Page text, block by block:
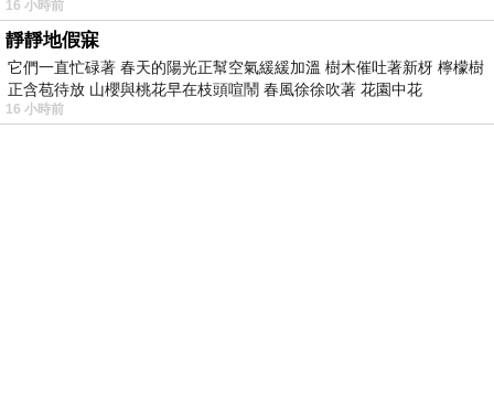
16 小時前
靜靜地假寐
它們一直忙碌著 春天的陽光正幫空氣緩緩加溫 樹木催吐著新枒 檸檬樹
正含苞待放 山櫻與桃花早在枝頭喧鬧 春風徐徐吹著 花園中花
16 小時前